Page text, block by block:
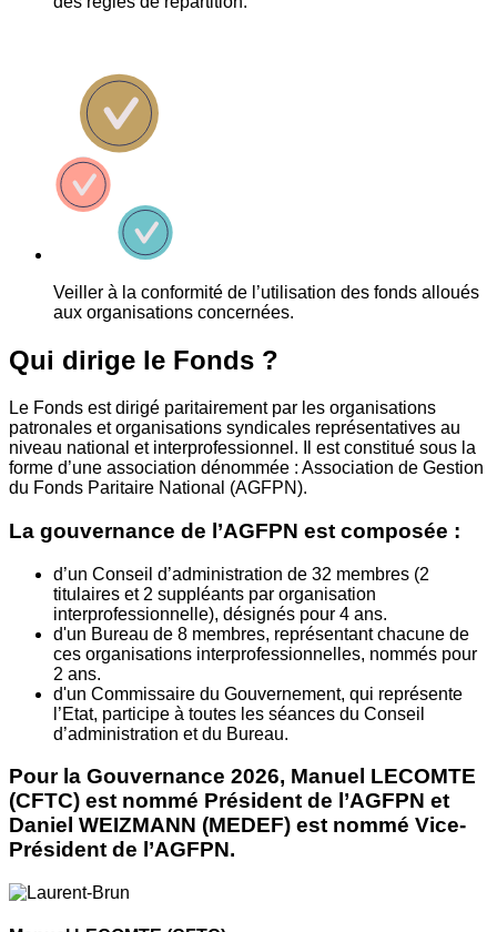
Veiller à la conformité de l’utilisation des fonds alloués
aux organisations concernées.
Qui dirige le Fonds ?
Le Fonds est dirigé paritairement par les organisations
patronales et organisations syndicales représentatives au
niveau national et interprofessionnel. Il est constitué sous la
forme d’une association dénommée : Association de Gestion
du Fonds Paritaire National (AGFPN).
La gouvernance de l’AGFPN est composée :
d’un Conseil d’administration de 32 membres (2
titulaires et 2 suppléants par organisation
interprofessionnelle), désignés pour 4 ans.
d'un Bureau de 8 membres, représentant chacune de
ces organisations interprofessionnelles, nommés pour
2 ans.
d'un Commissaire du Gouvernement, qui représente
l’Etat, participe à toutes les séances du Conseil
d’administration et du Bureau.
Pour la Gouvernance 2026, Manuel LECOMTE
(CFTC) est nommé Président de l’AGFPN et
Daniel WEIZMANN (MEDEF) est nommé Vice-
Président de l’AGFPN.